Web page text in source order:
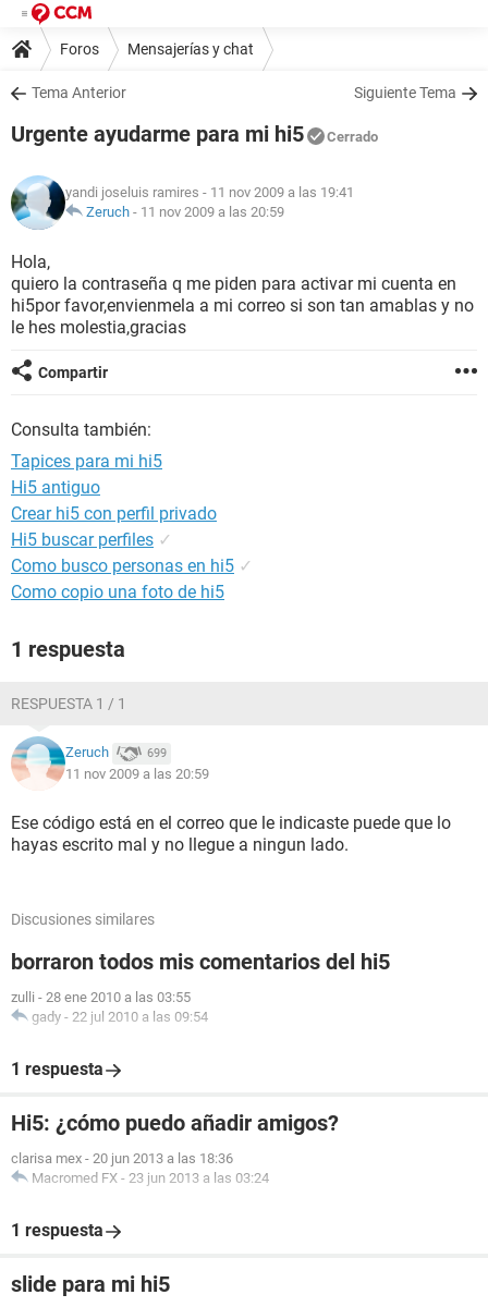
Foros Mensajerías y chat
Tema Anterior Siguiente Tema
Urgente ayudarme para mi hi5 Cerrado
yandi joseluis ramires - 11 nov 2009 a las 19:41
Zeruch - 11 nov 2009 a las 20:59
Hola,
quiero la contraseña q me piden para activar mi cuenta en
hi5por favor,envienmela a mi correo si son tan amablas y no
le hes molestia,gracias
Compartir
Consulta también:
Tapices para mi hi5
Hi5 antiguo
Crear hi5 con perfil privado
Hi5 buscar perfiles ✓
Como busco personas en hi5 ✓
Como copio una foto de hi5
1 respuesta
RESPUESTA 1 / 1
Zeruch 699
11 nov 2009 a las 20:59
Ese código está en el correo que le indicaste puede que lo
hayas escrito mal y no llegue a ningun lado.
Discusiones similares
borraron todos mis comentarios del hi5
zulli - 28 ene 2010 a las 03:55
gady - 22 jul 2010 a las 09:54
1 respuesta
Hi5: ¿cómo puedo añadir amigos?
clarisa mex - 20 jun 2013 a las 18:36
Macromed FX - 23 jun 2013 a las 03:24
1 respuesta
slide para mi hi5